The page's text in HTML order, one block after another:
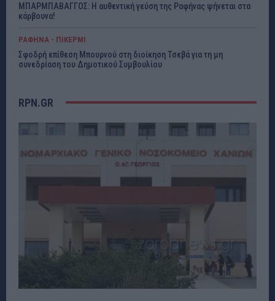
ΜΠΑΡΜΠΑΒΑΓΓΟΣ: Η αυθεντική γεύση της Ραφήνας ψήνεται στα
κάρβουνα!
ΡΑΦΗΝΑ - ΠΙΚΕΡΜΙ
Σφοδρή επίθεση Μπουρνού στη διοίκηση Τσεβά για τη μη
συνεδρίαση του Δημοτικού Συμβουλίου
RPN.GR